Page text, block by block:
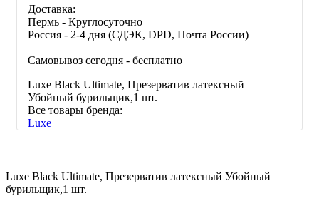
Доставка:
Пермь - Круглосуточно
Россия - 2-4 дня (СДЭК, DPD, Почта России)
Самовывоз сегодня - бесплатно
Luxe Black Ultimate, Презерватив латексный
Убойный бурильщик,1 шт.
Все товары бренда:
Luxe
Luxe Black Ultimate, Презерватив латексный Убойный
бурильщик,1 шт.